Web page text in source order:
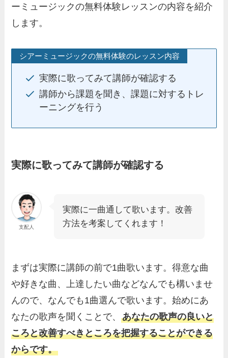
ーミュージックの無料体験レッスンの内容を紹介
します。
シアーミュージックの無料体験のレッスン内容
実際に歌ってみて講師が確認する
講師から課題を聞き、課題に対するトレ
ーニングを行う
実際に歌ってみて講師が確認する
支配人
実際に一曲通して歌います。改善
方法を考案してくれます！
まずは実際に講師の前で1曲歌います。得意な曲
や好きな曲、上達したい曲などなんでも構いませ
んので、なんでも1曲選んで歌います。始めにあ
なたの歌声を聞くことで、あなたの歌声の良いと
ころと改善すべきところを把握することができる
からです。